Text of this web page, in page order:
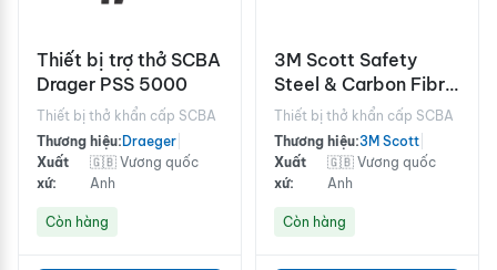
Thiết bị trợ thở SCBA
Drager PSS 5000
Thiết bị thở khẩn cấp SCBA
Thương hiệu: Draeger
Xuất
xứ:
🇬🇧 Vương quốc
Anh
Còn hàng
3M Scott Safety
Steel & Carbon Fibre
Cylinders
Thiết bị thở khẩn cấp SCBA
Thương hiệu:3M Scott
Xuất
xứ:
🇬🇧 Vương quốc
Anh
Còn hàng